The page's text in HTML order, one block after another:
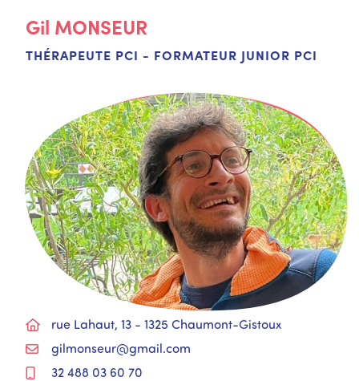
Gil MONSEUR
THÉRAPEUTE PCI - FORMATEUR JUNIOR PCI
rue Lahaut, 13 - 1325 Chaumont-Gistoux
gilmonseur@gmail.com
32 488 03 60 70